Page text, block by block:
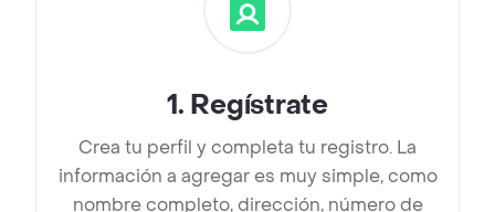
1. Regístrate
Crea tu perfil y completa tu registro. La
información a agregar es muy simple, como
nombre completo, dirección, número de